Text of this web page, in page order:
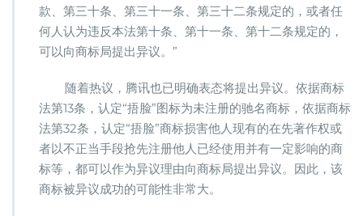
款、第三十条、第三十一条、第三十二条规定的，或者任
何人认为违反本法第十条、第十一条、第十二条规定的，
可以向商标局提出异议。”
随着热议，腾讯也已明确表态将提出异议。依据商标
法第13条，认定“捂脸”图标为未注册的驰名商标，依据商标
法第32条，认定“捂脸”商标损害他人现有的在先著作权或
者以不正当手段抢先注册他人已经使用并有一定影响的商
标等，都可以作为异议理由向商标局提出异议。因此，该
商标被异议成功的可能性非常大。